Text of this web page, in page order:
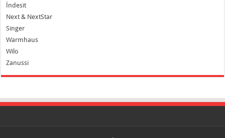
İndesit
Next & NextStar
Singer
Warmhaus
Wilo
Zanussi